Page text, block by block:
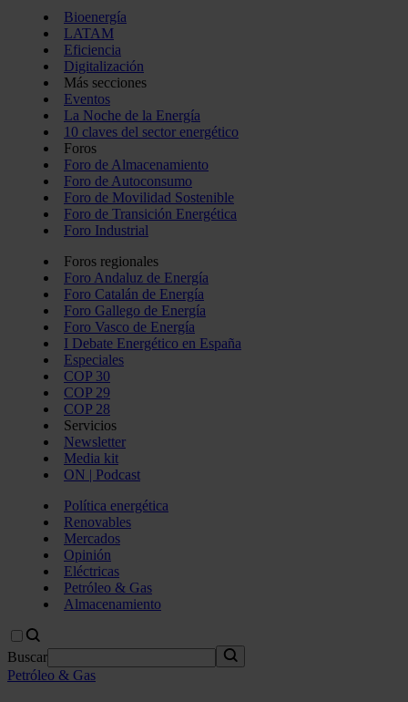
Bioenergía
LATAM
Eficiencia
Digitalización
Más secciones
Eventos
La Noche de la Energía
10 claves del sector energético
Foros
Foro de Almacenamiento
Foro de Autoconsumo
Foro de Movilidad Sostenible
Foro de Transición Energética
Foro Industrial
Foros regionales
Foro Andaluz de Energía
Foro Catalán de Energía
Foro Gallego de Energía
Foro Vasco de Energía
I Debate Energético en España
Especiales
COP 30
COP 29
COP 28
Servicios
Newsletter
Media kit
ON | Podcast
Política energética
Renovables
Mercados
Opinión
Eléctricas
Petróleo & Gas
Almacenamiento
Buscar
Petróleo & Gas